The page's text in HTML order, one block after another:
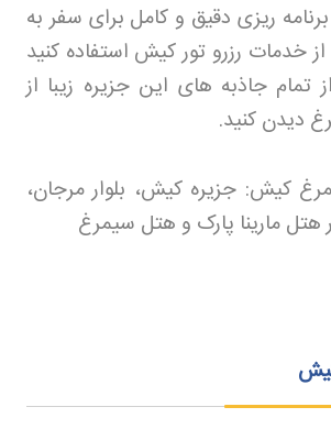
ریزی دقیق و کامل برای سفر به
خدمات رزرو تور کیش استفاده کنید
تمام جاذبه های این جزیره زیبا از
دیدن کنید.
کیش: جزیره کیش، بلوار مرجان،